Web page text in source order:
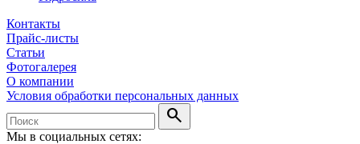
Контакты
Прайс-листы
Статьи
Фотогалерея
О компании
Условия обработки персональных данных
search
Мы в социальных сетях: